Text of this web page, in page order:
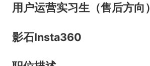
用户运营实习生（售后方向）
影石Insta360